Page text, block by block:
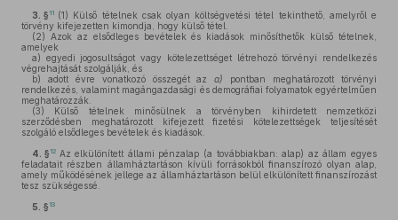
3. § 11 (1) Külső tételnek csak olyan költségvetési tétel tekinthető, amelyről e
törvény kifejezetten kimondja, hogy külső tétel.
(2) Azok az elsődleges bevételek és kiadások minősíthetők külső tételnek,
amelyek
a) egyedi jogosultságot vagy kötelezettséget létrehozó törvényi rendelkezés
végrehajtását szolgálják, és
b) adott évre vonatkozó összegét aza)
pontban meghatározott törvényi
rendelkezés, valamint magángazdasági és demográfiai folyamatok egyértelműen
meghatározzák.
(3) Külső tételnek minősülnek a törvényben kihirdetett nemzetközi
szerződésben meghatározott kifejezett fizetési kötelezettségek teljesítését
szolgáló elsődleges bevételek és kiadások.
4. § 12 Az elkülönített állami pénzalap (a továbbiakban: alap) az állam egyes
feladatait részben államháztartáson kívüli forrásokból finanszírozó olyan alap,
amely működésének jellege az államháztartáson belül elkülönített finanszírozást
tesz szükségessé.
5. § 13